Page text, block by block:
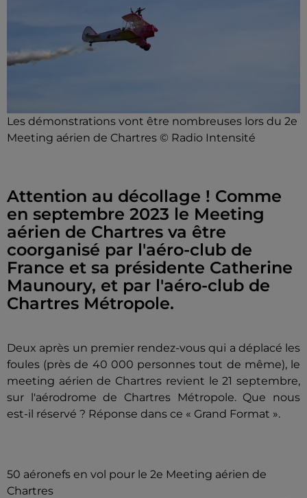
Les démonstrations vont être nombreuses lors du 2e
Meeting aérien de Chartres © Radio Intensité
Attention au décollage ! Comme
en septembre 2023 le Meeting
aérien de Chartres va être
coorganisé par l'aéro-club de
France et sa présidente Catherine
Maunoury, et par l'aéro-club de
Chartres Métropole.
Deux après un premier rendez-vous qui a déplacé les
foules (près de 40 000 personnes tout de même), le
meeting aérien de Chartres revient le 21 septembre,
sur l'aérodrome de Chartres Métropole. Que nous
est-il réservé ? Réponse dans ce « Grand Format ».
50 aéronefs en vol pour le 2e Meeting aérien de
Chartres